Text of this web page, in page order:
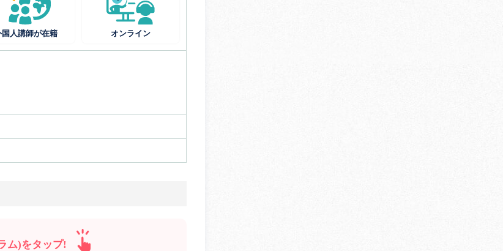
国人講師が在籍 オンライン
ム)をタップ!